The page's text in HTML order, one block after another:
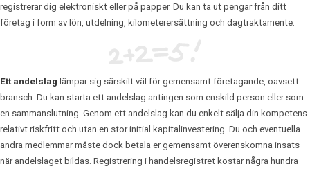
registrerar dig elektroniskt eller på papper. Du kan ta ut pengar från ditt
företag i form av lön, utdelning, kilometerersättning och dagtraktamente.
Ett andelslag lämpar sig särskilt väl för gemensamt företagande, oavsett
bransch. Du kan starta ett andelslag antingen som enskild person eller som
en sammanslutning. Genom ett andelslag kan du enkelt sälja din kompetens
relativt riskfritt och utan en stor initial kapitalinvestering. Du och eventuella
andra medlemmar måste dock betala er gemensamt överenskomna insats
när andelslaget bildas. Registrering i handelsregistret kostar några hundra